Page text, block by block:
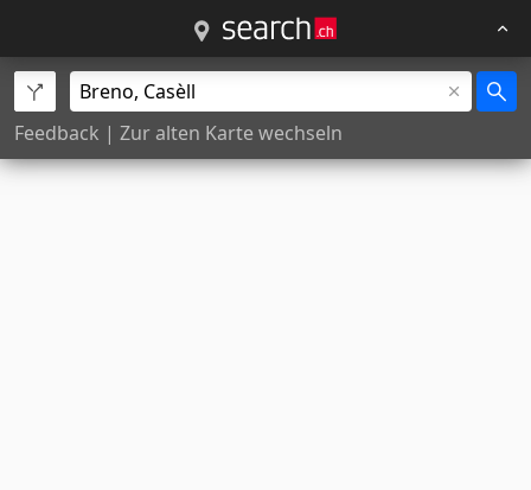
Feedback | Zur alten Karte wechseln